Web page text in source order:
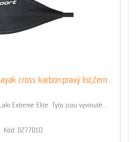
cross karbon.pravý list,čern...
Extreme Elite. Tyto jsou vyvinuté...
Kód: 027701D